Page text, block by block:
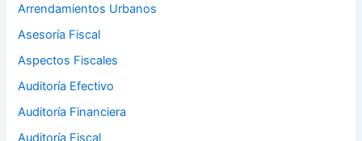
Arrendamientos Urbanos
Asesoría Fiscal
Aspectos Fiscales
Auditoría Efectivo
Auditoría Financiera
Auditoría Fiscal